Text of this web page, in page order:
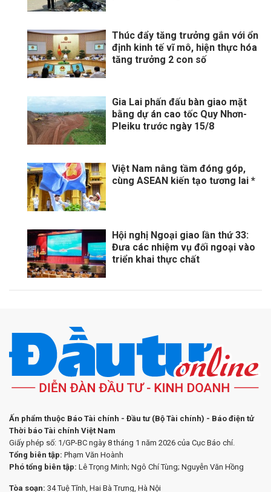
Thúc đẩy tăng trưởng gắn với ổn
định kinh tế vĩ mô, hiện thực hóa
tăng trưởng 2 con số
Gia Lai phấn đấu bàn giao mặt
bằng dự án cao tốc Quy Nhơn-
Pleiku trước ngày 15/8
Việt Nam nâng tầm đóng góp,
cùng ASEAN kiến tạo tương lai *
Hội nghị Ngoại giao lần thứ 33:
Đưa các nhiệm vụ đối ngoại vào
triển khai thực chất
Ấn phẩm thuộc Báo Tài chính - Đầu tư (Bộ Tài chính) - Báo điện tử
Thời báo Tài chính Việt Nam
Giấy phép số: 1/GP-BC ngày 8 tháng 1 năm 2026 của Cục Báo chí.
Tổng biên tập: Phạm Văn Hoành
Phó tổng biên tập: Lê Trọng Minh; Ngô Chí Tùng; Nguyễn Văn Hồng
Tòa soạn: 34 Tuệ Tĩnh, Hai Bà Trưng, Hà Nội